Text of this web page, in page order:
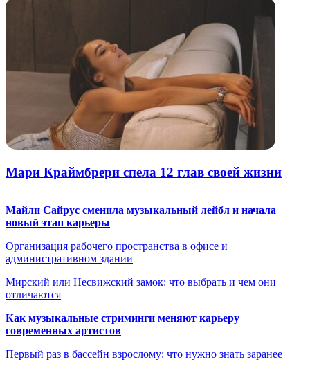
Мари Краймбрери спела 12 глав своей жизни
Майли Сайрус сменила музыкальный лейбл и начала
новый этап карьеры
Организация рабочего пространства в офисе и
административном здании
Мирский или Несвижский замок: что выбрать и чем они
отличаются
Как музыкальные стриминги меняют карьеру
современных артистов
Первый раз в бассейн взрослому: что нужно знать заранее